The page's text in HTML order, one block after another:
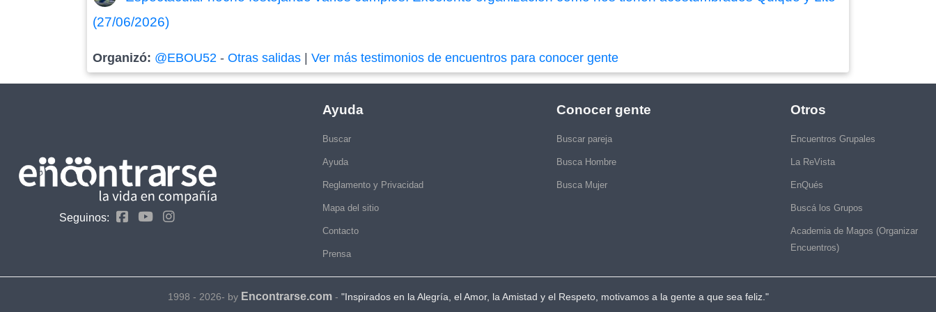
(27/06/2026)
Organizó: @EBOU52 -Otras salidas |Ver más testimonios de encuentros para conocer gente
Seguinos:
Ayuda
Buscar
Ayuda
Reglamento y Privacidad
Mapa del sitio
Contacto
Prensa
Conocer gente
Buscar pareja
Busca Hombre
Busca Mujer
Otros
Encuentros Grupales
La ReVista
EnQués
Buscá los Grupos
Academia de Magos (Organizar
Encuentros)
1998 - 2026- by Encontrarse.com- "Inspirados en la Alegría, el Amor, la Amistad y el Respeto, motivamos a la gente a que sea feliz."